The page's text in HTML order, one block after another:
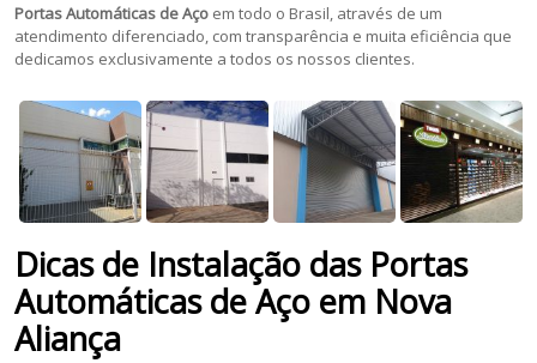
Portas Automáticas de Aço em todo o Brasil, através de um
atendimento diferenciado, com transparência e muita eficiência que
dedicamos exclusivamente a todos os nossos clientes.
Dicas de Instalação das Portas
Automáticas de Aço em Nova
Aliança